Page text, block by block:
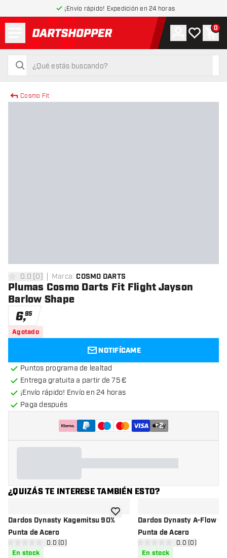
¡Envío rápido! Expedición en 24 horas
volver a la página de inicio
buscar
buscar
Cuenta
Mi lista de
0
Cosmo Fit
0 estrellas de puntuación
0.0 [0] Marca: COSMO DARTS
Plumas Cosmo Darts Fit Flight Jayson
Barlow Shape
6,95
Agotado
NOTIFÍCAME
Puntos programa de lealtad
Entrega gratuita a partir de 75 €
¡Envío rápido! Envío en 24 horas
Paga después
+2
¿QUIZÁS TE INTERESE TAMBIÉN ESTO?
Dardos Dynasty Kagemitsu 90%
Punta de Acero
abrir panel de reseñas
0 estrellas de puntuación
0.0 (0)
En stock
añadir a la lista de deseos
Dardos Dynasty A-Flow
Punta de Acero
abrir panel de
0 estrellas de puntuación
0.0 (0)
En stock